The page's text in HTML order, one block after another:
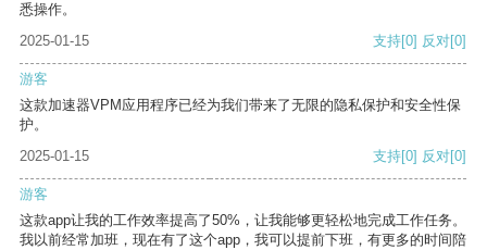
悉操作。
2025-01-15
支持[0] 反对[0]
游客
这款加速器VPM应用程序已经为我们带来了无限的隐私保护和安全性保
护。
2025-01-15
支持[0] 反对[0]
游客
这款app让我的工作效率提高了50%，让我能够更轻松地完成工作任务。
我以前经常加班，现在有了这个app，我可以提前下班，有更多的时间陪